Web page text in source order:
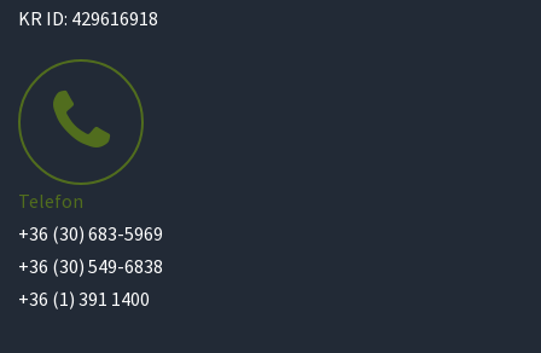
KR ID: 429616918
Telefon
+36 (30) 683-5969
+36 (30) 549-6838
+36 (1) 391 1400